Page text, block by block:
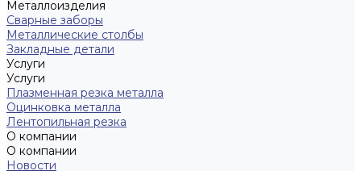
Металлоизделия
Сварные заборы
Металлические столбы
Закладные детали
Услуги
Услуги
Плазменная резка металла
Оцинковка металла
Лентопильная резка
О компании
О компании
Новости